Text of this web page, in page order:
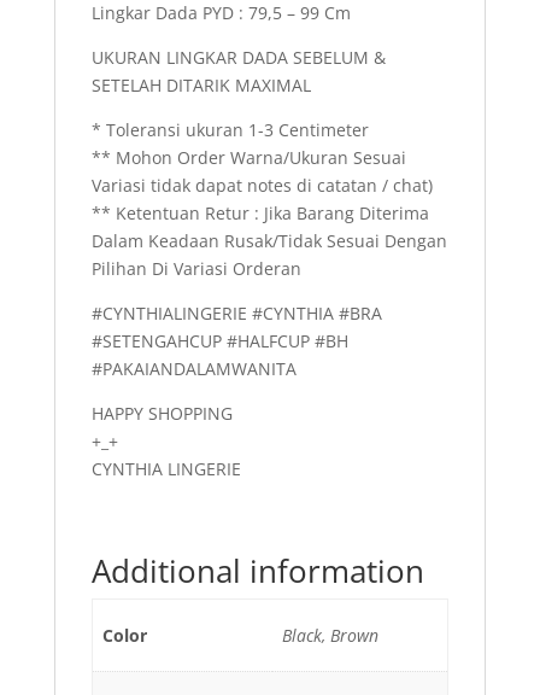
Lingkar Dada PYD : 79,5 – 99 Cm
UKURAN LINGKAR DADA SEBELUM &
SETELAH DITARIK MAXIMAL
* Toleransi ukuran 1-3 Centimeter
** Mohon Order Warna/Ukuran Sesuai
Variasi tidak dapat notes di catatan / chat)
** Ketentuan Retur : Jika Barang Diterima
Dalam Keadaan Rusak/Tidak Sesuai Dengan
Pilihan Di Variasi Orderan
#CYNTHIALINGERIE #CYNTHIA #BRA
#SETENGAHCUP #HALFCUP #BH
#PAKAIANDALAMWANITA
HAPPY SHOPPING
+_+
CYNTHIA LINGERIE
Additional information
Color Black, Brown